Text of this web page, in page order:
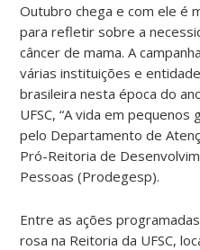
Outubro chega e com ele é
para refletir sobre a
câncer de mama. A
várias instituições e
brasileira nesta época do
UFSC, “A vida em
pelo Departamento de
Pró-Reitoria de
Pessoas (Prodegesp).
Entre as ações
rosa na Reitoria da UFSC,